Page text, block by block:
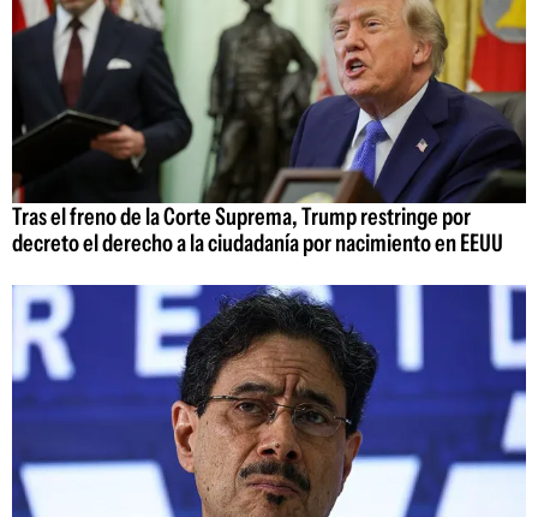
Tras el freno de la Corte Suprema, Trump restringe por
decreto el derecho a la ciudadanía por nacimiento en EEUU